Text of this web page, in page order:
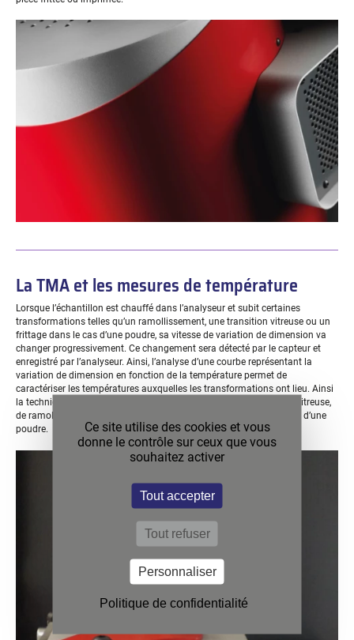
La TMA et les mesures de température
Lorsque l’échantillon est chauffé dans l’analyseur et subit certaines
transformations telles qu’un ramollissement, une transition vitreuse ou un
frittage dans le cas d’une poudre, sa vitesse de variation de dimension va
changer progressivement. Ce changement sera détecté par le capteur et
enregistré par l’analyseur. Ainsi, l’analyse d’une courbe représentant la
variation de dimension en fonction de la température permet de
caractériser les températures auxquelles les transformations ont lieu. Ainsi
la technique permet de déterminer des températures de transition vitreuse,
de ramollissement ou diverses étapes dans le processus de frittage d’une
poudre.
Ce site utilise des cookies et vous
donne le contrôle sur ceux que vous
souhaitez activer
Tout accepter
Tout refuser
Personnaliser
Politique de confidentialité